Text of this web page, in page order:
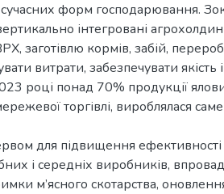
форм господарювання.
інтегровані
заготівлю кормів, забій,
витрати, забезпечувати якість і
році понад 70% продукції
торгівлі, вироблялася
для підвищення ефективності
і середніх виробників,
м’ясного скотарства,